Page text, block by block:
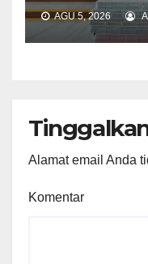
AGU 5, 2026
Alamat email Anda
Komentar